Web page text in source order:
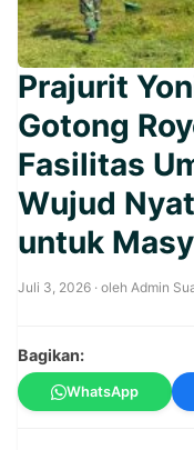
Prajurit
Gotong
Fasilitas
Wujud
untuk
Juli 3, 2026 · oleh Admin
Bagikan:
WhatsApp